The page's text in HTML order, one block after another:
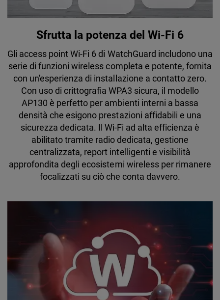
Sfrutta la potenza del Wi-Fi 6
Gli access point Wi-Fi 6 di WatchGuard includono una
serie di funzioni wireless completa e potente, fornita
con un'esperienza di installazione a contatto zero.
Con uso di crittografia WPA3 sicura, il modello
AP130 è perfetto per ambienti interni a bassa
densità che esigono prestazioni affidabili e una
sicurezza dedicata. Il Wi-Fi ad alta efficienza è
abilitato tramite radio dedicata, gestione
centralizzata, report intelligenti e visibilità
approfondita degli ecosistemi wireless per rimanere
focalizzati su ciò che conta davvero.